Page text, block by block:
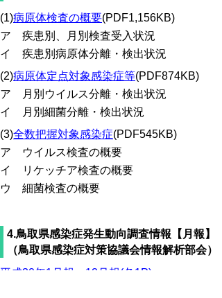
(1)病原体検査の概要(PDF1,156KB)
ア 疾患別、月別検査受入状況
イ 疾患別病原体分離・検出状況
(2)病原体定点対象感染症等(PDF874KB)
ア 月別ウイルス分離・検出状況
イ 月別細菌分離・検出状況
(3)全数把握対象感染症(PDF545KB)
ア ウイルス検査の概要
イ リケッチア検査の概要
ウ 細菌検査の概要
4.鳥取県感染症発生動向調査情報【月報】
（鳥取県感染症対策協議会情報解析部会）
平成30年1月報～12月報(各1P)